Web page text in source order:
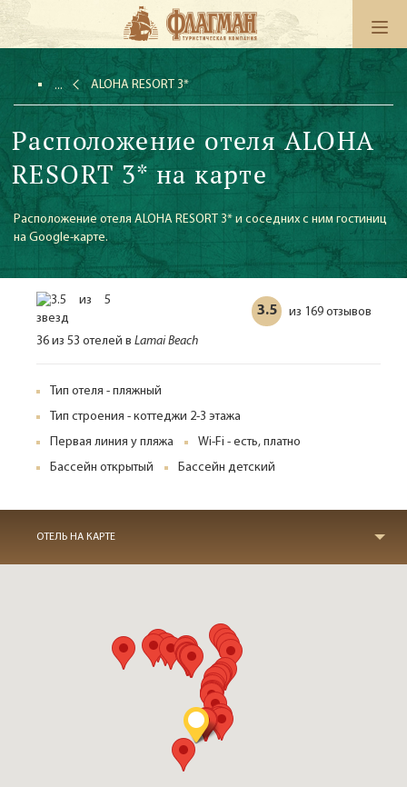
ALOHA RESORT 3*
Расположение отеля ALOHA
RESORT 3* на карте
Расположение отеля ALOHA RESORT 3* и соседних с ним гостиниц
на Google-карте.
3.5 из 169 отзывов
36 из 53 отелей в Lamai Beach
Тип отеля - пляжный
Тип строения - коттеджи 2-3 этажа
Первая линия у пляжа
Wi-Fi - есть, платно
Бассейн открытый
Бассейн детский
ОТЕЛЬ НА КАРТЕ